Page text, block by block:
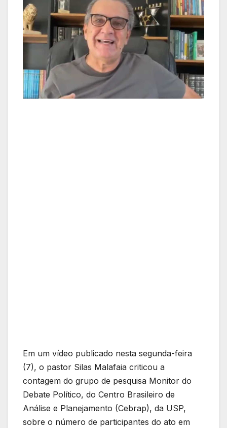
Em um vídeo publicado nesta segunda-feira
(7), o pastor Silas Malafaia criticou a
contagem do grupo de pesquisa Monitor do
Debate Político, do Centro Brasileiro de
Análise e Planejamento (Cebrap), da USP,
sobre o número de participantes do ato em